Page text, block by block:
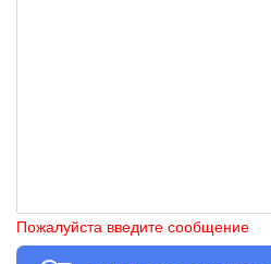
Пожалуйста введите сообщение